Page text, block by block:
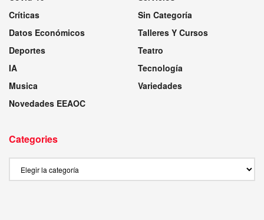
Críticas
Datos Económicos
Deportes
IA
Musica
Novedades EEAOC
Sin Categoría
Talleres Y Cursos
Teatro
Tecnología
Variedades
Categories